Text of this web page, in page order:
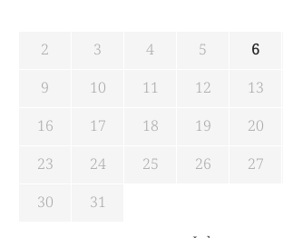
2
3 4 5 6
9
10 11 12 13
16
17 18 19 20
23
24 25 26 27
30
31